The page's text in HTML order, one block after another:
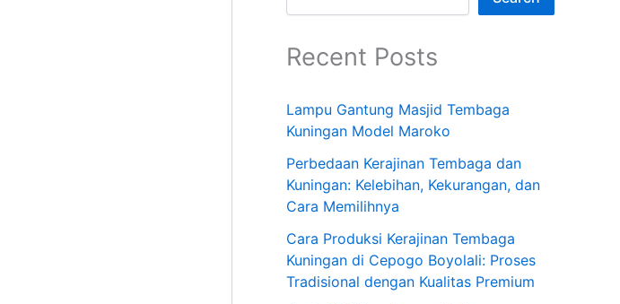
Recent Posts
Lampu Gantung Masjid Tembaga
Kuningan Model Maroko
Perbedaan Kerajinan Tembaga dan
Kuningan: Kelebihan, Kekurangan, dan
Cara Memilihnya
Cara Produksi Kerajinan Tembaga
Kuningan di Cepogo Boyolali: Proses
Tradisional dengan Kualitas Premium